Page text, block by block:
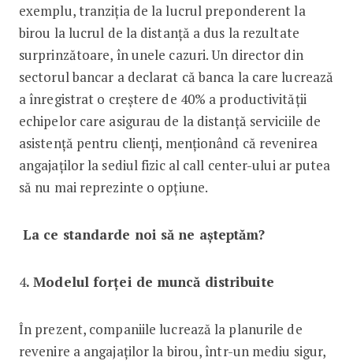
exemplu, tranziția de la lucrul preponderent la
birou la lucrul de la distanță a dus la rezultate
surprinzătoare, în unele cazuri. Un director din
sectorul bancar a declarat că banca la care lucrează
a înregistrat o creștere de 40% a productivității
echipelor care asigurau de la distanță serviciile de
asistență pentru clienți, menționând că revenirea
angajaților la sediul fizic al call center-ului ar putea
să nu mai reprezinte o opțiune.
La ce standarde noi să ne așteptăm?
4. Modelul forței de muncă distribuite
În prezent, companiile lucrează la planurile de
revenire a angajaților la birou, într-un mediu sigur,